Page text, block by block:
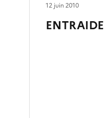
ENTRAIDE
12 juin 2010